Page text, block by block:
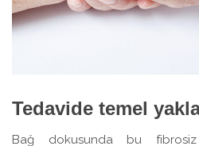
Tedavide temel
Bağ dokusunda bu